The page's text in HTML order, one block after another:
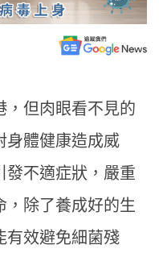
，但肉眼看不見的
身體健康造成威
發不適症狀，嚴重
，除了養成好的生
有效避免細菌殘